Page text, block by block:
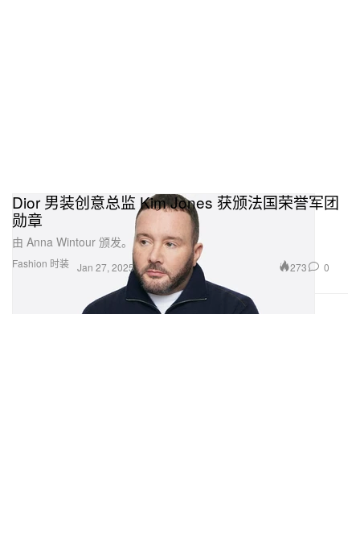
Fashion 时装
Dior 男装创意总监 Kim Jones 获颁法国荣誉军团
勋章
由 Anna Wintour 颁发。
Jan 27, 2025 273 0